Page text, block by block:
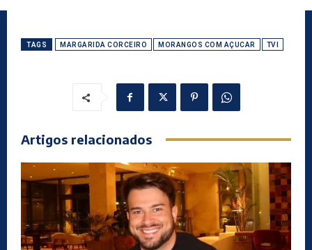
TAGS MARGARIDA CORCEIRO MORANGOS COM AÇUCAR TVI
Artigos relacionados